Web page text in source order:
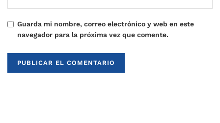
Guarda mi nombre, correo electrónico y web en este
navegador para la próxima vez que comente.